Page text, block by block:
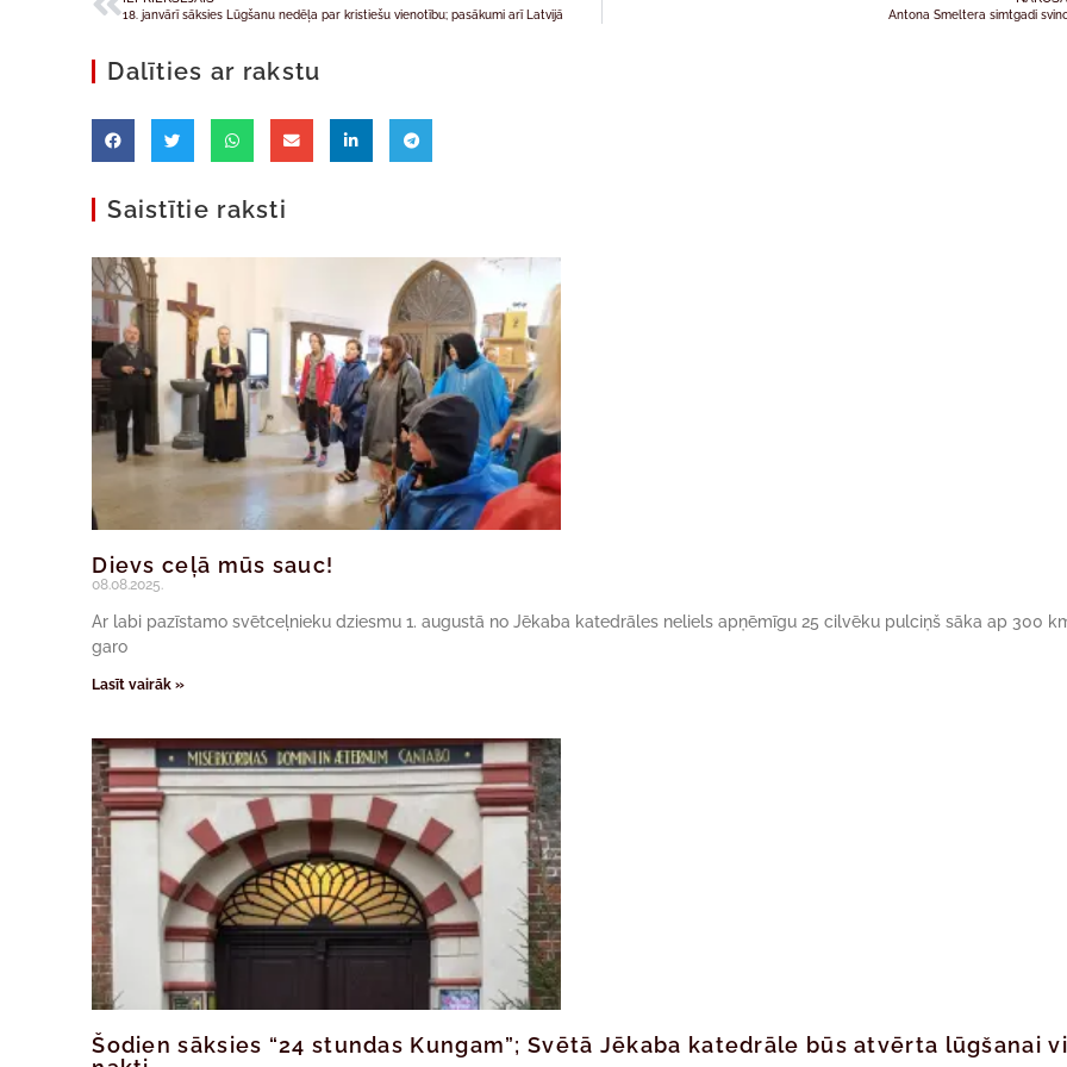
18. janvārī sāksies Lūgšanu nedēļa par kristiešu vienotību; pasākumi arī Latvijā Antona Smeltera simtgadi
Dalīties ar rakstu
Saistītie raksti
Dievs ceļā mūs sauc!
08.08.2025.
Ar labi pazīstamo svētceļnieku dziesmu 1. augustā no Jēkaba katedrāles neliels apņēmīgu 25 cilvēku pulciņš sāka ap 300
garo
Lasīt vairāk »
Šodien sāksies “24 stundas Kungam”; Svētā Jēkaba katedrāle būs atvērta lūgšanai